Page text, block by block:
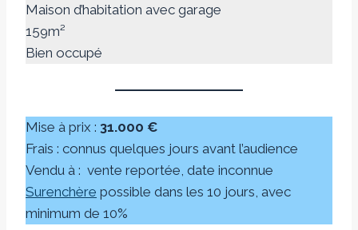
Maison d’habitation avec garage
159m²
Bien occupé
Mise à prix : 31.000 €
Frais : connus quelques jours avant l’audience
Vendu à : vente reportée, date inconnue
Surenchère possible dans les 10 jours, avec
minimum de 10%